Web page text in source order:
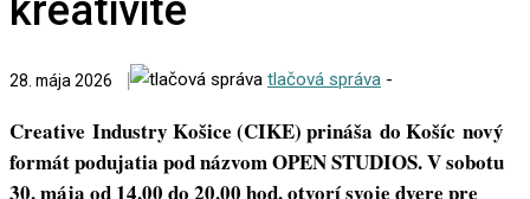
kreativite
28. mája 2026 tlačová správa -
Creative Industry Košice (CIKE) prináša do Košíc nový
formát podujatia pod názvom OPEN STUDIOS. V sobotu
30. mája od 14.00 do 20.00 hod. otvorí svoje dvere pre